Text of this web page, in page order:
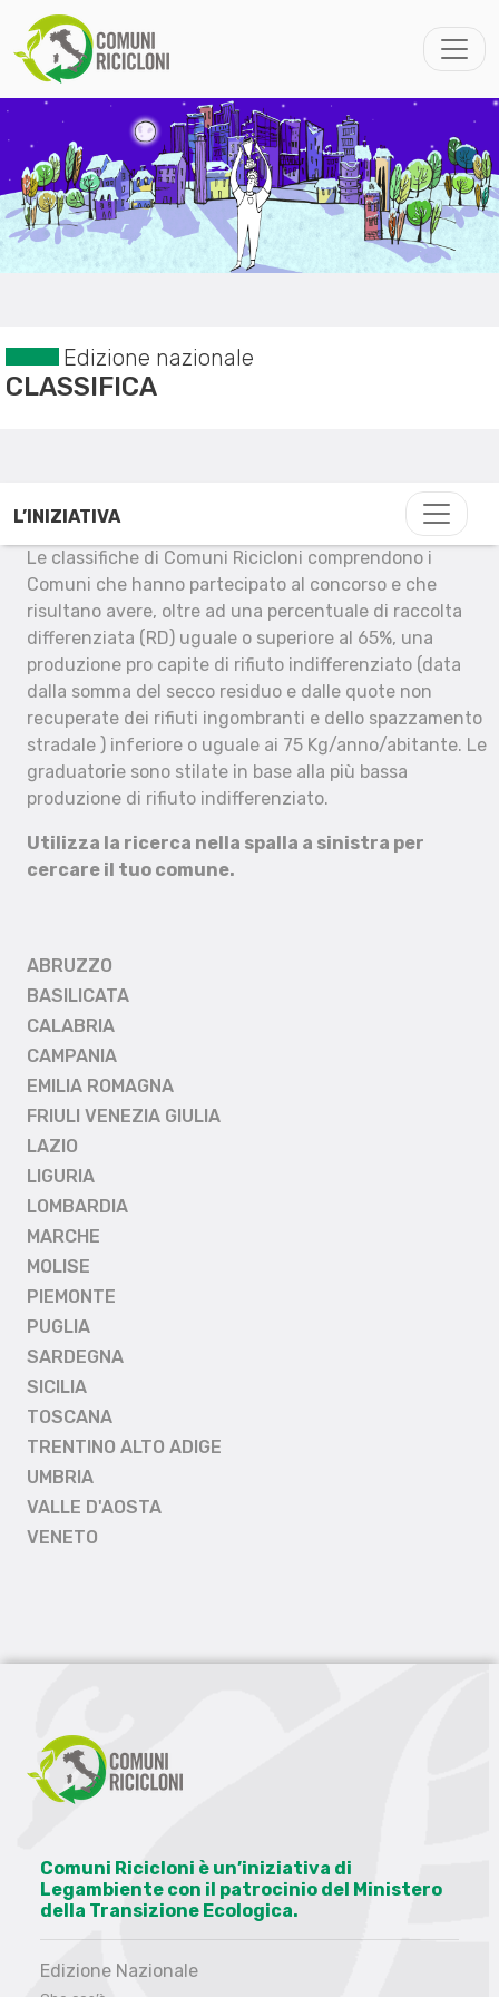
Edizione nazionale
CLASSIFICA
L’INIZIATIVA
Le classifiche di Comuni Ricicloni comprendono i
Comuni che hanno partecipato al concorso e che
risultano avere, oltre ad una percentuale di raccolta
differenziata (RD) uguale o superiore al 65%, una
produzione pro capite di rifiuto indifferenziato (data
dalla somma del secco residuo e dalle quote non
recuperate dei rifiuti ingombranti e dello spazzamento
stradale ) inferiore o uguale ai 75 Kg/anno/abitante. Le
graduatorie sono stilate in base alla più bassa
produzione di rifiuto indifferenziato.
Utilizza la ricerca nella spalla a sinistra per
cercare il tuo comune.
ABRUZZO
BASILICATA
CALABRIA
CAMPANIA
EMILIA ROMAGNA
FRIULI VENEZIA GIULIA
LAZIO
LIGURIA
LOMBARDIA
MARCHE
MOLISE
PIEMONTE
PUGLIA
SARDEGNA
SICILIA
TOSCANA
TRENTINO ALTO ADIGE
UMBRIA
VALLE D'AOSTA
VENETO
Comuni Ricicloni è un’iniziativa di
Legambiente con il patrocinio del Ministero
della Transizione Ecologica.
Edizione Nazionale